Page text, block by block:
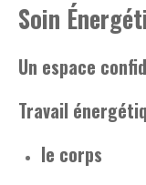
Soin
Un espace
Travail
le corps